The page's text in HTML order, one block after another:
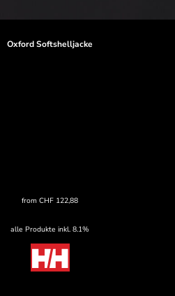
Oxford Softshelljacke
fromCHF 122,88
alle Produkte inkl. 8.1%